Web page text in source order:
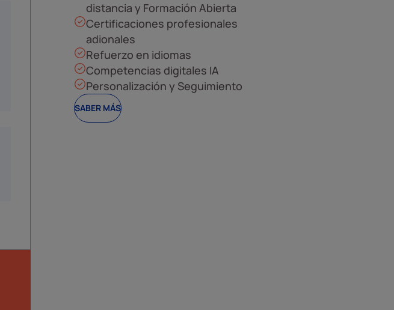
distancia y Formación Abierta
Certificaciones profesionales
adionales
Refuerzo en idiomas
Competencias digitales IA
Personalización y Seguimiento
SABER MÁS